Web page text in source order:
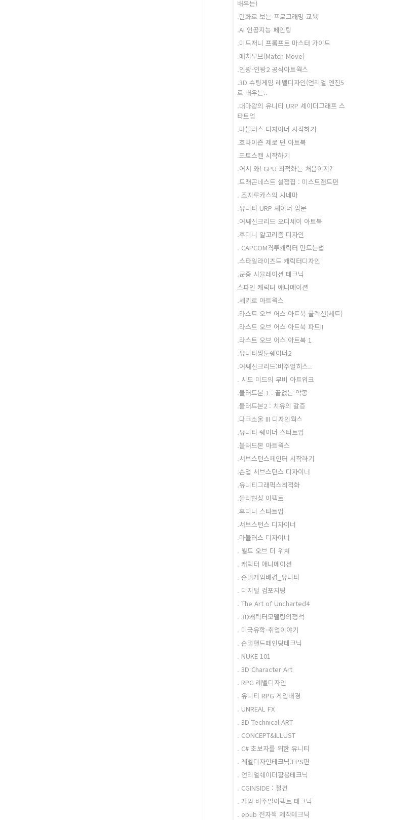
배우는)
.만화로 보는 프로그래밍 교육
.AI 인공지능 페인팅
.미드저니 프롬프트 마스터 가이드
.매치무브(Match Move)
.인왕-인왕2 공식아트웍스
.3D 슈팅게임 레벨디자인(언리얼 엔진5
로 배우는..
.대마왕의 유니티 URP 셰이더그래프 스
타트업
.마블러스 디자이너 시작하기
.호라이즌 제로 던 아트북
.포토스캔 시작하기
.어서 와! GPU 최적화는 처음이지?
.드래곤네스트 설정집 : 미스트랜드편
. 조지루카스의 시네마
.유니티 URP 셰이더 입문
.어쌔신크리드 오디세이 아트북
.후디니 알고리즘 디자인
. CAPCOM격투캐릭터 만드는법
.스타일라이즈드 캐릭터디자인
.군중 시뮬레이션 테크닉
스파인 캐릭터 애니메이션
.세키로 아트웍스
.라스트 오브 어스 아트북 콜렉션(세트)
.라스트 오브 어스 아트북 파트II
.라스트 오브 어스 아트북 1
.유니티짱툰쉐이더2
.어쌔신크리드:비주얼히스..
. 시드 미드의 무비 아트워크
.블러드본 1 : 끝없는 악몽
.블러드본2 : 치유의 갈증
.다크소울 III 디자인웍스
.유니티 쉐이더 스타트업
.블러드본 아트웍스
.서브스턴스페인터 시작하기
.손맵 서브스턴스 디자이너
.유니티그래픽스최적화
.물리현상 이펙트
.후디니 스타트업
.서브스턴스 디자이너
.마블러스 디자이너
. 월드 오브 더 위쳐
. 캐릭터 애니메이션
. 손맵게임배경_유니티
. 디지털 컴포지팅
. The Art of Uncharted4
. 3D캐릭터모델링의정석
. 미국유학-취업이야기
. 손맵핸드페인팅테크닉
. NUKE 101
. 3D Character Art
. RPG 레벨디자인
. 유니티 RPG 게임배경
. UNREAL FX
. 3D Technical ART
. CONCEPT&ILLUST
. C# 초보자를 위한 유니티
. 레벨디자인테크닉:FPS편
. 언리얼쉐이더활용테크닉
. CGINSIDE : 철견
. 게임 비주얼이펙트 테크닉
. epub 전자책 제작테크닉